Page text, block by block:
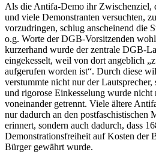
Als die Antifa-Demo ihr Zwischenziel,
und viele Demonstranten versuchten,
vorzudringen, schlug anscheinend die
o.g. Worte der DGB-Vorsitzenden
kurzerhand wurde der zentrale DGB-
eingekesselt, weil von dort angeblich
aufgerufen worden ist“. Durch diese
verstummte nicht nur der
und rigorose Einkesselung wurde nicht
voneinander getrennt. Viele ältere
nur dadurch an den postfaschistischen
erinnert, sondern auch dadurch, dass
Demonstrationsfreiheit auf Kosten der
Bürger gewährt wurde.